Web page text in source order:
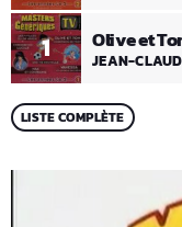
1 Olive et
JEAN-
LISTE COMPLÈTE